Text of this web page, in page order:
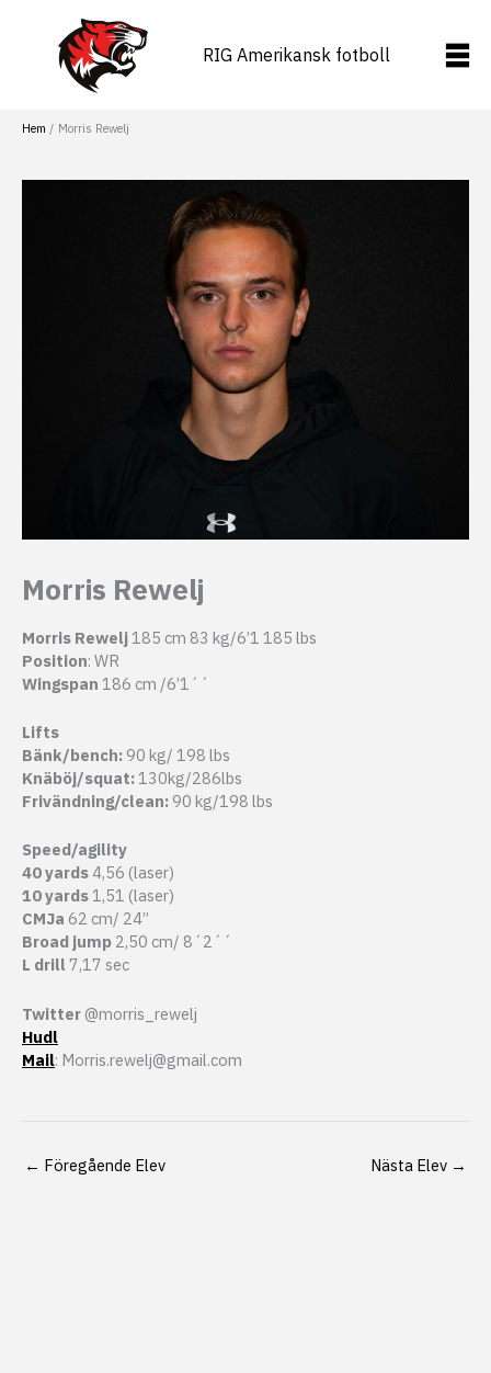
RIG Amerikansk fotboll
Hem Morris Rewelj
Morris Rewelj
Morris Rewelj185 cm 83 kg/6’1 185 lbs
Position: WR
Wingspan 186 cm /6’1´´
Lifts
Bänk/bench: 90 kg/ 198 lbs
Knäböj/squat:130kg/286lbs
Frivändning/clean: 90 kg/198 lbs
Speed/agility
40 yards4,56 (laser)
10 yards1,51 (laser)
CMJa 62 cm/ 24”
Broad jump 2,50 cm/ 8´2´´
L drill7,17 sec
Twitter @morris_rewelj
Hudl
Mail: Morris.rewelj@gmail.com
← Föregående Elev Nästa Elev →